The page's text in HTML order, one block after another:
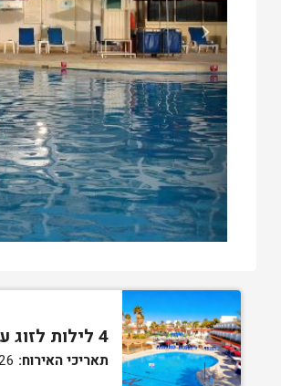
4 לילות לזוג ע"ב לינה וארוחת בוקר בחדר סטנדרט
תאריכי האירוח: